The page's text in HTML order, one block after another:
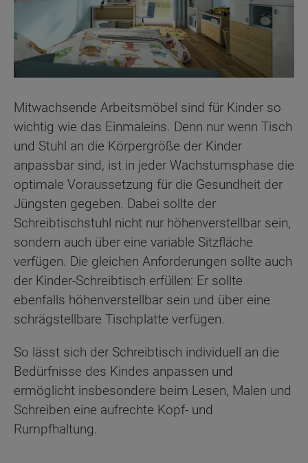
Mitwachsende Arbeitsmöbel sind für Kinder so
wichtig wie das Einmaleins. Denn nur wenn Tisch
und Stuhl an die Körpergröße der Kinder
anpassbar sind, ist in jeder Wachstumsphase die
optimale Voraussetzung für die Gesundheit der
Jüngsten gegeben. Dabei sollte der
Schreibtischstuhl nicht nur höhenverstellbar sein,
sondern auch über eine variable Sitzfläche
verfügen. Die gleichen Anforderungen sollte auch
der Kinder-Schreibtisch erfüllen: Er sollte
ebenfalls höhenverstellbar sein und über eine
schrägstellbare Tischplatte verfügen.
So lässt sich der Schreibtisch individuell an die
Bedürfnisse des Kindes anpassen und
ermöglicht insbesondere beim Lesen, Malen und
Schreiben eine aufrechte Kopf- und
Rumpfhaltung.